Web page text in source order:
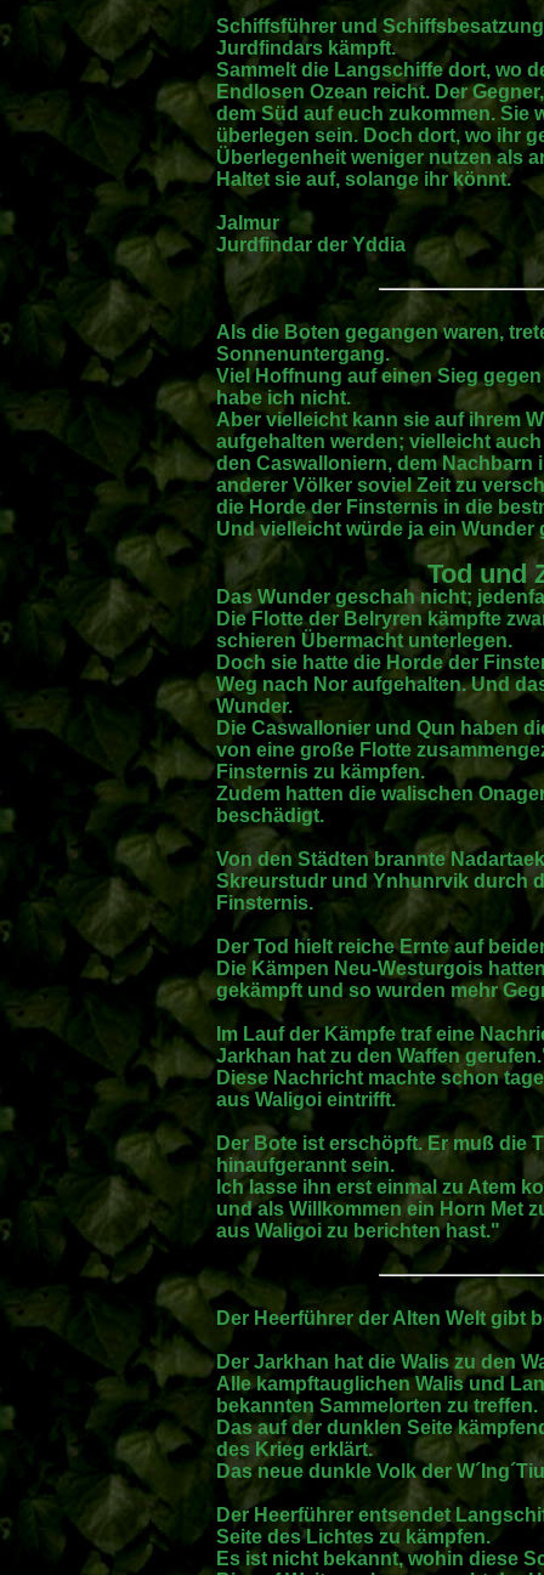
Schiffsführer und
Jurdfindars kämpft.
Sammelt die Langschiffe dort, wo
Endlosen Ozean reicht. Der
dem Süd auf euch zukommen. Sie
überlegen sein. Doch dort, wo ihr
Überlegenheit weniger nutzen als
Haltet sie auf, solange ihr könnt.
Jalmur
Jurdfindar der Yddia
Als die Boten gegangen waren,
Sonnenuntergang.
Viel Hoffnung auf einen Sieg
habe ich nicht.
Aber vielleicht kann sie auf ihrem
aufgehalten werden; vielleicht
den Caswalloniern, dem Nachbarn
anderer Völker soviel Zeit zu
die Horde der Finsternis in die
Und vielleicht würde ja ein Wunder
Tod und
Das Wunder geschah nicht;
Die Flotte der Belryren kämpfte
schieren Übermacht unterlegen.
Doch sie hatte die Horde der
Weg nach Nor aufgehalten. Und
Wunder.
Die Caswallonier und Qun haben
von eine große Flotte
Finsternis zu kämpfen.
Zudem hatten die walischen
beschädigt.
Von den Städten brannte
Skreurstudr und Ynhunrvik durch
Finsternis.
Der Tod hielt reiche Ernte auf
Die Kämpen Neu-Westurgois
gekämpft und so wurden mehr
Im Lauf der Kämpfe traf eine
Jarkhan hat zu den Waffen
Diese Nachricht machte schon
aus Waligoi eintrifft.
Der Bote ist erschöpft. Er muß die
hinaufgerannt sein.
Ich lasse ihn erst einmal zu Atem
und als Willkommen ein Horn Met
aus Waligoi zu berichten hast."
Der Heerführer der Alten Welt gibt
Der Jarkhan hat die Walis zu den
Alle kampftauglichen Walis und
bekannten Sammelorten zu treffen.
Das auf der dunklen Seite
des Krieg erklärt.
Das neue dunkle Volk der
Der Heerführer entsendet
Seite des Lichtes zu kämpfen.
Es ist nicht bekannt, wohin diese